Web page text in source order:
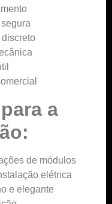
a
de módulos
elétrica
e elegante